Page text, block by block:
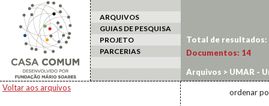
ARQUIVOS
GUIAS DE PESQUISA
PROJETO
PARCERIAS
Voltar aos arquivos
Total de resultados:
Documentos: 14
Arquivos > UMAR -
Violência de Género
ordenar